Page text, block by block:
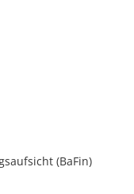
(BaFin)